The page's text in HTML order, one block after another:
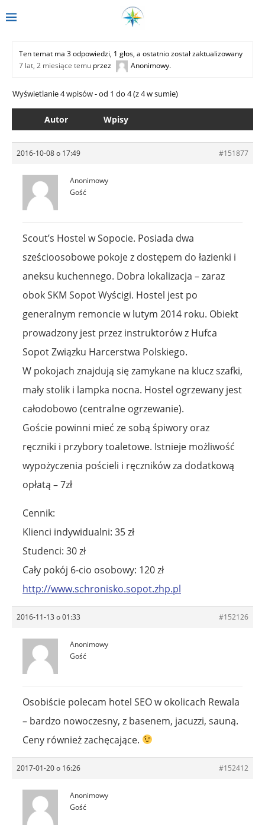
Ten temat ma 3 odpowiedzi, 1 głos, a ostatnio został zaktualizowany
7 lat, 2 miesiące temu przez Anonimowy.
Wyświetlanie 4 wpisów - od 1 do 4 (z 4 w sumie)
Autor Wpisy
2016-10-08 o 17:49 #151877
Anonimowy
Gość
Scout’s Hostel w Sopocie. Posiada dwa
sześcioosobowe pokoje z dostępem do łazienki i
aneksu kuchennego. Dobra lokalizacja – zaraz
obok SKM Sopot Wyścigi. Hostel jest po
generalnym remoncie w lutym 2014 roku. Obiekt
prowadzony jest przez instruktorów z Hufca
Sopot Związku Harcerstwa Polskiego.
W pokojach znajdują się zamykane na klucz szafki,
mały stolik i lampka nocna. Hostel ogrzewany jest
całodobowo (centralne ogrzewanie).
Goście powinni mieć ze sobą śpiwory oraz
ręczniki i przybory toaletowe. Istnieje możliwość
wypożyczenia pościeli i ręczników za dodatkową
opłatą – 7zł
Cennik:
Klienci indywidualni: 35 zł
Studenci: 30 zł
Cały pokój 6-cio osobowy: 120 zł
http://www.schronisko.sopot.zhp.pl
2016-11-13 o 01:33 #152126
Anonimowy
Gość
Osobiście polecam hotel SEO w okolicach Rewala
– bardzo nowoczesny, z basenem, jacuzzi, sauną.
Ceny również zachęcające.
2017-01-20 o 16:26 #152412
Anonimowy
Gość